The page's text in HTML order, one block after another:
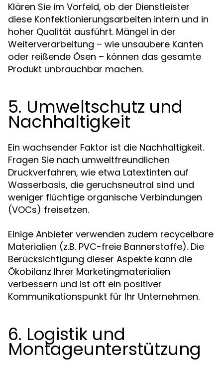
Klären Sie im Vorfeld, ob der Dienstleister
diese Konfektionierungsarbeiten intern und in
hoher Qualität ausführt. Mängel in der
Weiterverarbeitung – wie unsaubere Kanten
oder reißende Ösen – können das gesamte
Produkt unbrauchbar machen.
5. Umweltschutz und
Nachhaltigkeit
Ein wachsender Faktor ist die Nachhaltigkeit.
Fragen Sie nach umweltfreundlichen
Druckverfahren, wie etwa Latextinten auf
Wasserbasis, die geruchsneutral sind und
weniger flüchtige organische Verbindungen
(VOCs) freisetzen.
Einige Anbieter verwenden zudem recycelbare
Materialien (z.B. PVC-freie Bannerstoffe). Die
Berücksichtigung dieser Aspekte kann die
Ökobilanz Ihrer Marketingmaterialien
verbessern und ist oft ein positiver
Kommunikationspunkt für Ihr Unternehmen.
6. Logistik und
Montageunterstützung